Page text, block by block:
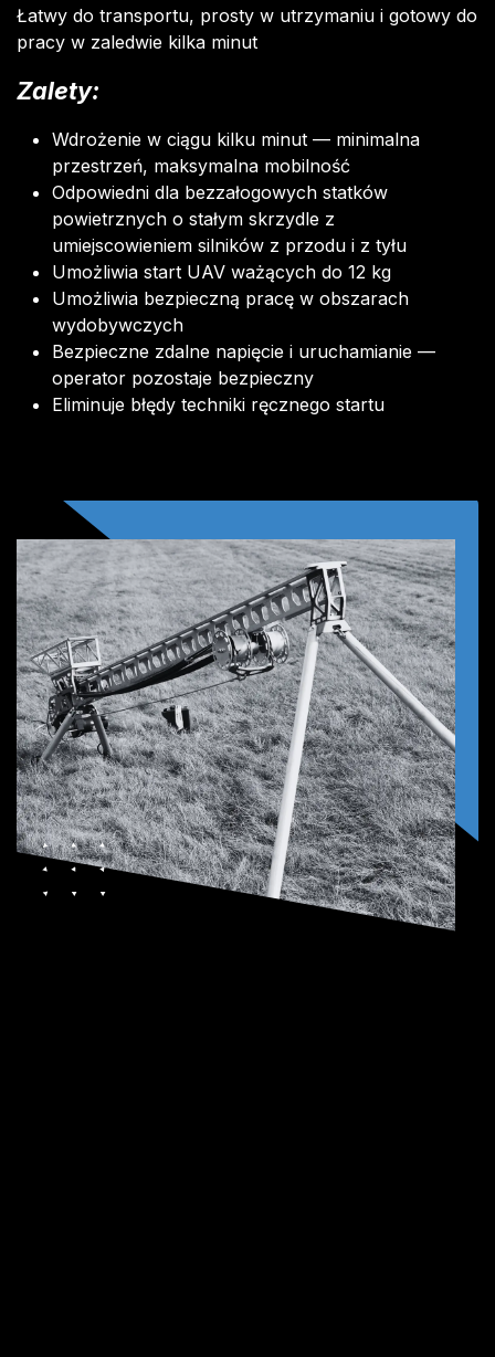
Łatwy do transportu, prosty w utrzymaniu i gotowy do
pracy w zaledwie kilka minut
Zalety:
Wdrożenie w ciągu kilku minut — minimalna
przestrzeń, maksymalna mobilność
Odpowiedni dla bezzałogowych statków
powietrznych o stałym skrzydle z
umiejscowieniem silników z przodu i z tyłu
Umożliwia start UAV ważących do 12 kg
Umożliwia bezpieczną pracę w obszarach
wydobywczych
Bezpieczne zdalne napięcie i uruchamianie —
operator pozostaje bezpieczny
Eliminuje błędy techniki ręcznego startu